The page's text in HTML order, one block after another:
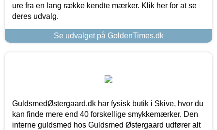
ure fra en lang række kendte mærker. Klik her for at se
deres udvalg.
Se udvalget på GoldenTimes.dk
GuldsmedØstergaard.dk har fysisk butik i Skive, hvor du
kan finde mere end 40 forskellige smykkemærker. Den
interne guldsmed hos Guldsmed Østergaard udfører alt